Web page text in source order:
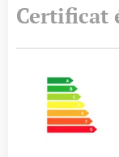
Certificat